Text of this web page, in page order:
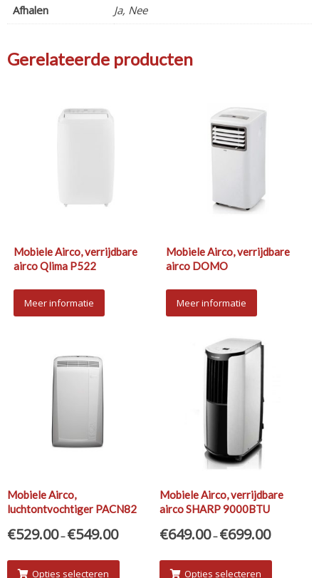
Afhalen
Ja, Nee
Gerelateerde producten
Mobiele Airco, verrijdbare
airco Qlima P522
Meer informatie
Mobiele Airco, verrijdbare
airco DOMO
Meer informatie
Mobiele Airco,
luchtontvochtiger PACN82
€529.00–€549.00
Opties selecteren
Mobiele Airco, verrijdbare
airco SHARP 9000BTU
€649.00–€699.00
Opties selecteren